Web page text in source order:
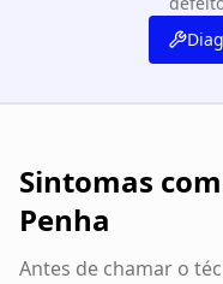
Sintomas
Penha
Antes de chamar o